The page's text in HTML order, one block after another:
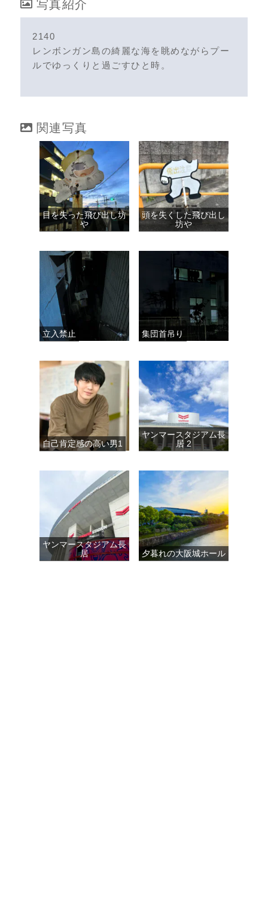
写真紹介
2140
レンボンガン島の綺麗な海を眺めながらプー
ルでゆっくりと過ごすひと時。
関連写真
目を失った飛び出し坊
や
頭を失くした飛び出し
坊や
立入禁止 集団首吊り
自己肯定感の高い男1
ヤンマースタジアム長
居 2
ヤンマースタジアム長
居
夕暮れの大阪城ホール